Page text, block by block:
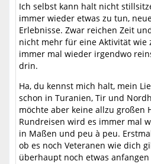
Ich selbst kann halt nicht
immer wieder etwas zu tun,
Erlebnisse. Zwar reichen Zeit
nicht mehr für eine Aktivität wie
immer mal wieder irgendwo
drin.
Ha, du kennst mich halt, mein
schon in Turanien, Tir und
möchte aber keine allzu großen
Rundreisen wird es immer mal
in Maßen und peu à peu.
ob es noch Veteranen wie dich
überhaupt noch etwas anfangen